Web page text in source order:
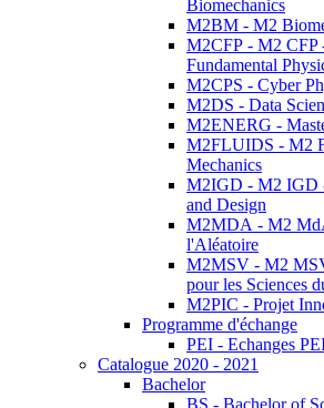
Biomechanics
M2BM - M2
M2CFP - M2 CFP
Fundamental
M2CPS - Cyber
M2DS - Data
M2ENERG -
M2FLUIDS - M2
Mechanics
M2IGD - M2 IGD
and Design
M2MDA - M2
l'Aléatoire
M2MSV - M2
pour les Sciences
M2PIC - Projet
Programme d'échange
PEI - Echanges
Catalogue 2020 - 2021
Bachelor
BS - Bachelor of